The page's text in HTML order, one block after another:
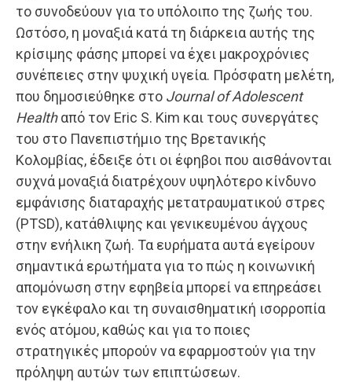
το συνοδεύουν για το υπόλοιπο της ζωής του.
Ωστόσο, η μοναξιά κατά τη διάρκεια αυτής της
κρίσιμης φάσης μπορεί να έχει μακροχρόνιες
συνέπειες στην ψυχική υγεία. Πρόσφατη μελέτη,
που δημοσιεύθηκε στο Journal of Adolescent
Healthαπό τον Eric S. Kim και τους συνεργάτες
του στο Πανεπιστήμιο της Βρετανικής
Κολομβίας, έδειξε ότι οι έφηβοι που αισθάνονται
συχνά μοναξιά διατρέχουν υψηλότερο κίνδυνο
εμφάνισης διαταραχής μετατραυματικού στρες
(PTSD), κατάθλιψης και γενικευμένου άγχους
στην ενήλικη ζωή. Τα ευρήματα αυτά εγείρουν
σημαντικά ερωτήματα για το πώς η κοινωνική
απομόνωση στην εφηβεία μπορεί να επηρεάσει
τον εγκέφαλο και τη συναισθηματική ισορροπία
ενός ατόμου, καθώς και για το ποιες
στρατηγικές μπορούν να εφαρμοστούν για την
πρόληψη αυτών των επιπτώσεων.